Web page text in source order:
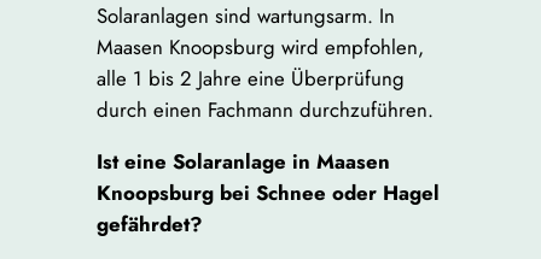
Solaranlagen sind wartungsarm. In
Maasen Knoopsburg wird empfohlen,
alle 1 bis 2 Jahre eine Überprüfung
durch einen Fachmann durchzuführen.
Ist eine Solaranlage in Maasen
Knoopsburg bei Schnee oder Hagel
gefährdet?